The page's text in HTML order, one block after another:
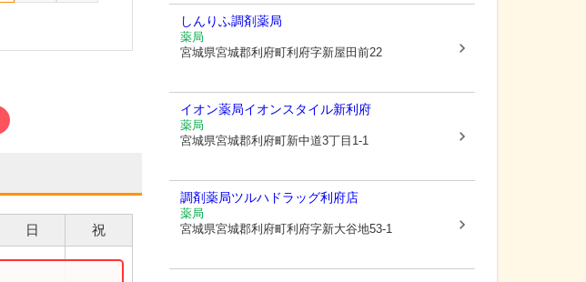
日 祝
しんりふ調剤薬局
薬局
宮城県宮城郡利府町利府字新屋田前22
イオン薬局イオンスタイル新利府
薬局
宮城県宮城郡利府町新中道3丁目1-1
調剤薬局ツルハドラッグ利府店
薬局
宮城県宮城郡利府町利府字新大谷地53-1